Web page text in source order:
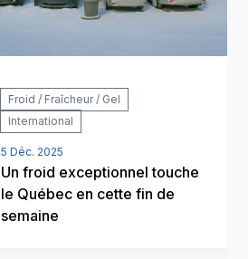
Froid / Fraîcheur / Gel
International
5 Déc. 2025
Un froid exceptionnel touche
le Québec en cette fin de
semaine